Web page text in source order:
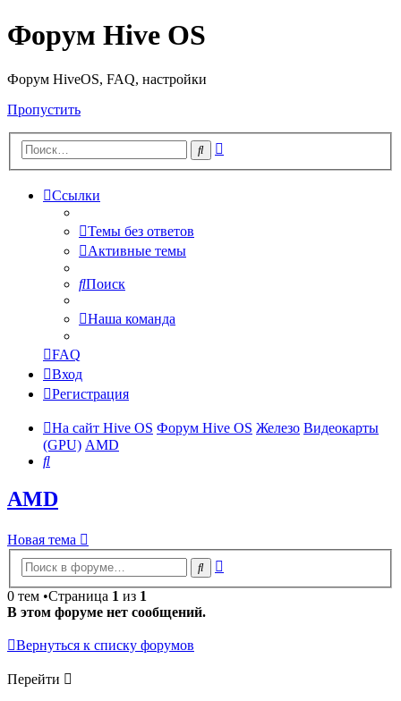
Форум Hive OS
Форум HiveOS, FAQ, настройки
Пропустить
Поиск
Ссылки
Темы без ответов
Активные темы
Поиск
Наша команда
FAQ
Вход
Регистрация
На сайт Hive OS Форум Hive OS Железо Видеокарты
(GPU) AMD
Поиск
AMD
Новая тема
Поиск
0 тем •Страница 1 из 1
В этом форуме нет сообщений.
Вернуться к списку форумов
Перейти